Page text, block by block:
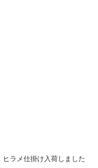
ヒラメ仕掛け入荷しました